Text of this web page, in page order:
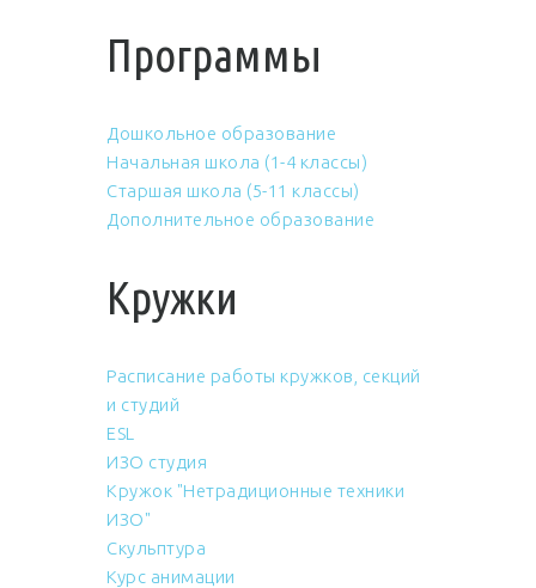
Программы
Дошкольное образование
Начальная школа (1-4 классы)
Старшая школа (5-11 классы)
Дополнительное образование
Кружки
Расписание работы кружков, секций
и студий
ESL
ИЗО студия
Кружок "Нетрадиционные техники
ИЗО"
Скульптура
Курс анимации